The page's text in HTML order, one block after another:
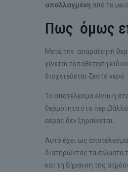
απαλλαγμένη από τα
Πως όμως
Μετά την απαραίτητη
γίνεται τοποθέτηση
διοχετεύεται ζεστό νερό.
Το αποτέλεσμα είναι η
θερμότητα στο
αέρας δεν ξηραίνεται.
Αυτό έχει ως
διατηρώντας τα σώματα
και τη ξήρανση της